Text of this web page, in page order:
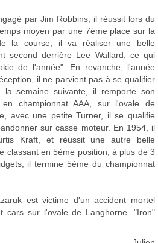
par Jim Robbins, il réussit lors du
moyen par une 7ème place sur la
la course, il va réaliser une belle
second derrière Lee Wallard, ce qui
de l'année". En revanche, l'année
il ne parvient pas à se qualifier
la semaine suivante, il remporte son
championnat AAA, sur l'ovale de
avec une petite Turner, il se qualifie
sur casse moteur. En 1954, il
Kraft, et réussit une autre belle
classant en 5ème position, à plus de 3
il termine 5ème du championnat
est victime d'un accident mortel
cars sur l'ovale de Langhorne. "Iron"